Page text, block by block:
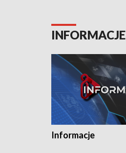
INFORMACJE
Informacje